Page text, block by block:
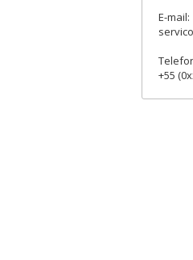
E-mail:
+55